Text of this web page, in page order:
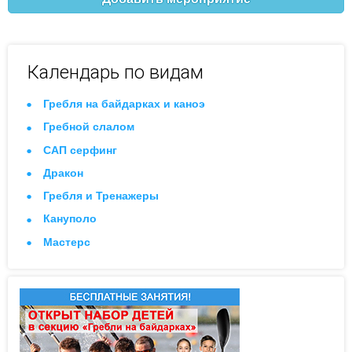
Календарь по видам
Гребля на байдарках и каноэ
Гребной слалом
САП серфинг
Дракон
Гребля и Тренажеры
Кануполо
Мастерс